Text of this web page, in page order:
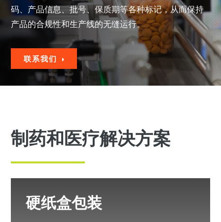
码、产品信息、批号、保质期等各种标记，从而保持
产品的合规性和生产线的无缝运行。
联系我们
制药和医疗解决方案
硬纸盒包装